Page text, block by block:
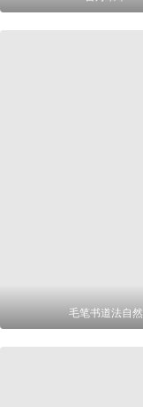
毛笔书道法自然